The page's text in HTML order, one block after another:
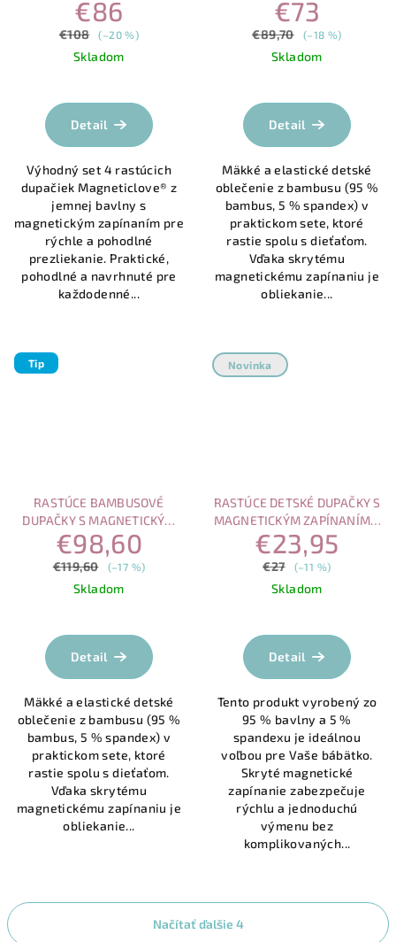
MAGNETICKÝM ZAPÍNANÍM
€86
€108 (–20 %)
Skladom
hodnotenie
produktu
z
5
hviezdičiek.
Detail
Výhodný set 4 rastúcich
dupačiek Magneticlove® z
jemnej bavlny s
magnetickým zapínaním pre
rýchle a pohodlné
prezliekanie. Praktické,
pohodlné a navrhnuté pre
každodenné...
MAGNETICKÝM ZAPÍNANÍM –
VÝHODNÝ SET
€73
€89,70 (–18 %)
Skladom
Detail
Mäkké a elastické detské
oblečenie z bambusu (95 %
bambus, 5 % spandex) v
praktickom sete, ktoré
rastie spolu s dieťaťom.
Vďaka skrytému
magnetickému zapínaniu je
obliekanie...
Tip
RASTÚCE BAMBUSOVÉ
DUPAČKY S MAGNETICKÝM
ZAPÍNANÍM – VÝHODNÝ SET
(4 KS)
€98,60
€119,60 (–17 %)
Skladom
hodnotenie
produktu
z
5
hviezdičiek.
Detail
Mäkké a elastické detské
oblečenie z bambusu (95 %
bambus, 5 % spandex) v
praktickom sete, ktoré
rastie spolu s dieťaťom.
Vďaka skrytému
magnetickému zapínaniu je
obliekanie...
Novinka
RASTÚCE DETSKÉ DUPAČKY S
MAGNETICKÝM ZAPÍNANÍM –
FIALOVÉ KVIETKY
€23,95
€27 (–11 %)
Skladom
Detail
Tento produkt vyrobený zo
95 % bavlny a 5 %
spandexu je ideálnou
voľbou pre Vaše bábätko.
Skryté magnetické
zapínanie zabezpečuje
rýchlu a jednoduchú
výmenu bez
komplikovaných...
Načítať ďalšie 4